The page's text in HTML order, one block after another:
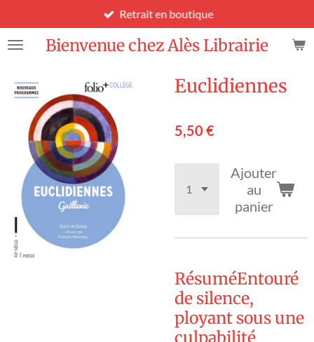
au
contenuBienvenue chez Alès Librairie
Retrait en boutique
Euclidiennes
5,50 €
Ajouter
au
panier
RésuméEntouré
de silence,
ployant sous une
culpabilité